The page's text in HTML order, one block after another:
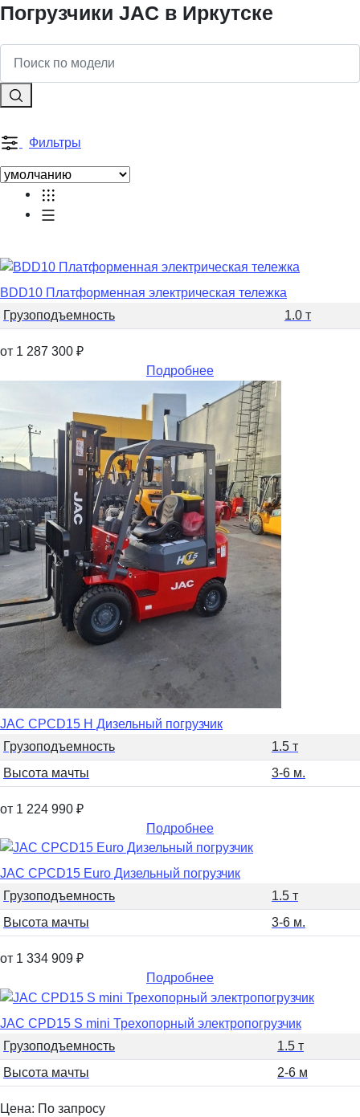
Погрузчики JAC в Иркутске
Фильтры
BDD10 Платформенная электрическая тележка
Грузоподъемность
1.0 т
от 1 287 300 ₽
Подробнее
JAC CPCD15 H Дизельный погрузчик
Грузоподъемность
1.5 т
Высота мачты
3-6 м.
от 1 224 990 ₽
Подробнее
JAC CPCD15 Euro Дизельный погрузчик
Грузоподъемность
1.5 т
Высота мачты
3-6 м.
от 1 334 909 ₽
Подробнее
JAC CPD15 S mini Трехопорный электропогрузчик
Грузоподъемность
1.5 т
Высота мачты
2-6 м
Цена: По запросу